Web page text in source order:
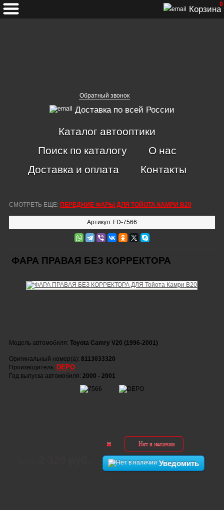
Обратный звонок
Доставка по всей России
Корзина
0
Каталог автооптики
Поиск по каталогу
О нас
Доставка и оплата
Контакты
СМОТРЕТЬ ЕЩЕ: ПЕРЕДНИЕ ФАРЫ ДЛЯ ТОЙОТА КАМРИ В20
Артикул: FD-7566
ФАРА ПРАВАЯ БЕЗ КОРРЕКТОРА
Модель автомобиля: Toyota Camry V20 (1996-2001)
Оригинальный номер(а): 8113033320
Производитель: DEPO
Год выпуска автомобиля: 2000 - 2001
Нет в наличии
Уведомить